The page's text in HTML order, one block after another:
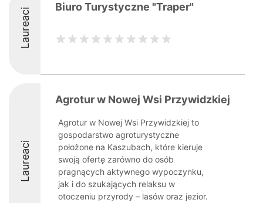
Laureaci Biuro Turystyczne "Traper"
Laureaci
Agrotur w Nowej Wsi Przywidzkiej
Agrotur w Nowej Wsi Przywidzkiej to
gospodarstwo agroturystyczne
położone na Kaszubach, które kieruje
swoją ofertę zarówno do osób
pragnących aktywnego wypoczynku,
jak i do szukających relaksu w
otoczeniu przyrody – lasów oraz jezior.